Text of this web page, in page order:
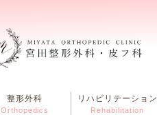
整形外科
Orthopedics
リハビリテーション
Rehabilitation